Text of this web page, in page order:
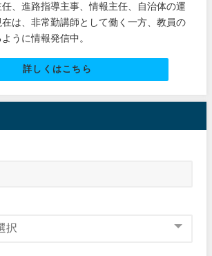
任、進路指導主事、情報主任、自治体の運
は、非常勤講師として働く一方、教員の
うに情報発信中。
詳しくはこちら